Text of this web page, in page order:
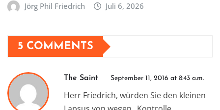
Jörg Phil Friedrich Juli 6, 2026
5 COMMENTS
The Saint September 11, 2016 at 8:43 a.m.
Herr Friedrich, würden Sie den kleinen